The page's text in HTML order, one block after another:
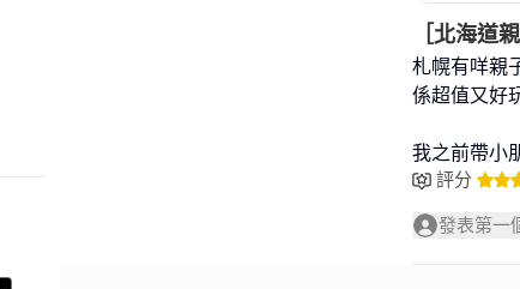
［北海道
札幌有咩親
係超值又好玩
我之前帶小
評分
發表第一